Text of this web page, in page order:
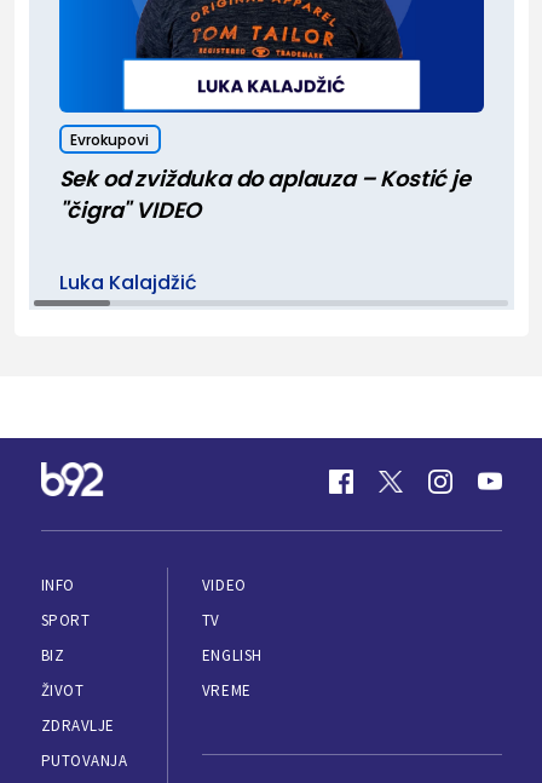
Evrokupovi
Sek od zvižduka do aplauza – Kostić je
"čigra" VIDEO
Luka Kalajdžić
INFO
SPORT
BIZ
ŽIVOT
ZDRAVLJE
PUTOVANJA
VIDEO
TV
ENGLISH
VREME